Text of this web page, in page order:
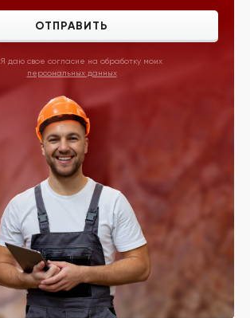
ОТПРАВИТЬ
Я даю свое согласие на обработку моих
персональных данных